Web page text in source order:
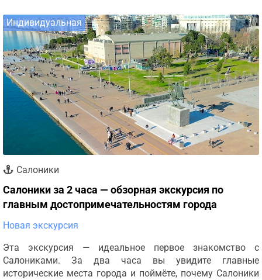
Индивидуальная
Салоники
Салоники за 2 часа — обзорная экскурсия по
главным достопримечательностям города
Новая экскурсия
Эта экскурсия — идеальное первое знакомство с
Салониками. За два часа вы увидите главные
исторические места города и поймёте, почему Салоники